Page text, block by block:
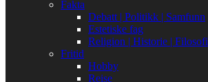
Fakta
Debatt | Politikk | Samfunn
Estetiske fag
Religion | Historie | Filosofi
Fritid
Hobby
Reise